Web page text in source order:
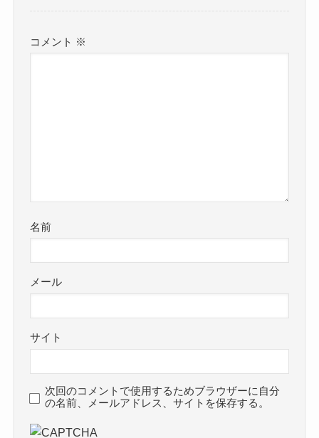
コメント ※
名前
メール
サイト
次回のコメントで使用するためブラウザーに自分
の名前、メールアドレス、サイトを保存する。